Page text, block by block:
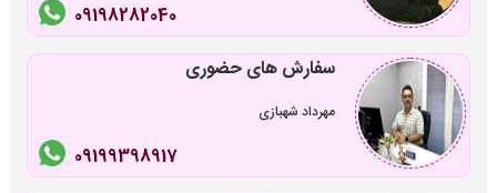
09198282040
سفارش های حضوری
مهرداد شهبازی
09199398917